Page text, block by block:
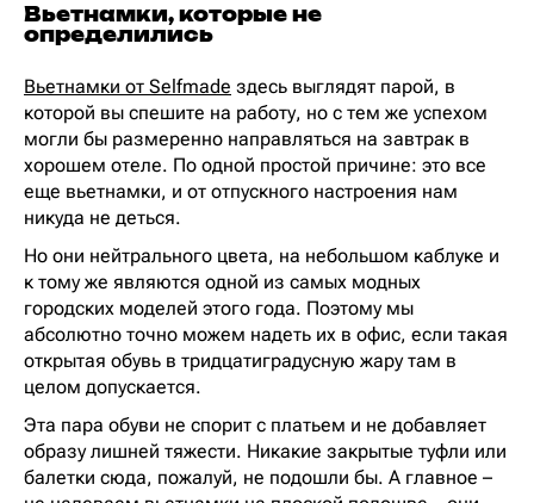
Вьетнамки, которые не
определились
Вьетнамки от Selfmade здесь выглядят парой, в
которой вы спешите на работу, но с тем же успехом
могли бы размеренно направляться на завтрак в
хорошем отеле. По одной простой причине: это все
еще вьетнамки, и от отпускного настроения нам
никуда не деться.
Но они нейтрального цвета, на небольшом каблуке и
к тому же являются одной из самых модных
городских моделей этого года. Поэтому мы
абсолютно точно можем надеть их в офис, если такая
открытая обувь в тридцатиградусную жару там в
целом допускается.
Эта пара обуви не спорит с платьем и не добавляет
образу лишней тяжести. Никакие закрытые туфли или
балетки сюда, пожалуй, не подошли бы. А главное –